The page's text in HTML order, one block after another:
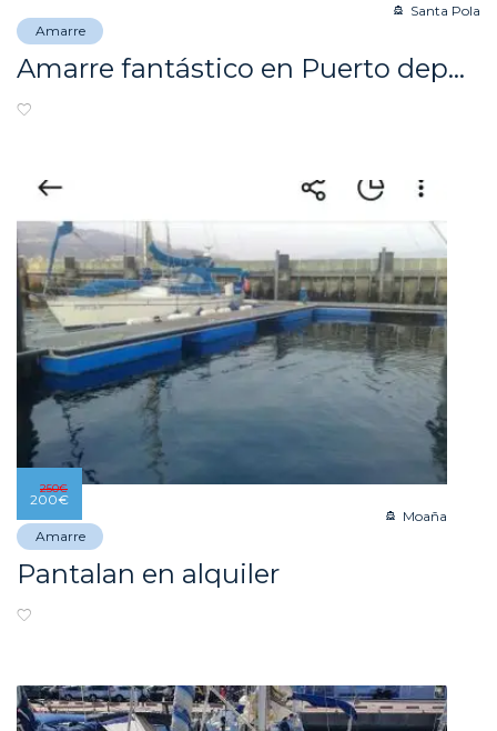
Amarre
Santa Pola
Amarre fantástico en Puerto deportivo Marina Miramar (Santa Pola)
Amarre
Moaña
Pantalan en alquiler
250€
200€